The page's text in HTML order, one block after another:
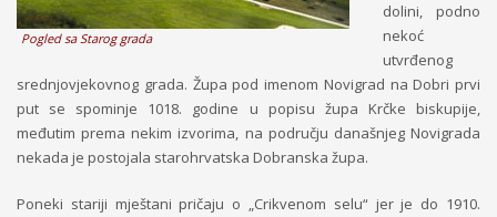
Pogled sa Starog grada
dolini, podno
nekoć
utvrđenog
srednjovjekovnog grada. Župa pod imenom Novigrad na Dobri prvi
put se spominje 1018. godine u popisu župa Krčke biskupije,
međutim prema nekim izvorima, na području današnjeg Novigrada
nekada je postojala starohrvatska Dobranska župa.
Poneki stariji mještani pričaju o „Crikvenom selu“ jer je do 1910.